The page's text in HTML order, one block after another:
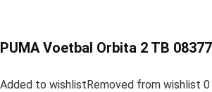
PUMA Voetbal Orbita 2 TB
Added to wishlistRemoved from wishlist 0